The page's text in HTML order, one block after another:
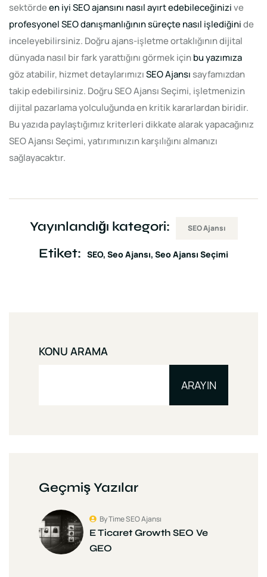
sektördeen iyi SEO ajansını nasıl ayırt edebileceğinizive
profesyonel SEO danışmanlığının süreçte nasıl işlediğinide
inceleyebilirsiniz. Doğru ajans-işletme ortaklığının dijital
dünyada nasıl bir fark yarattığını görmek içinbu yazımıza
göz atabilir, hizmet detaylarımızıSEO Ajansı sayfamızdan
takip edebilirsiniz. Doğru SEO Ajansı Seçimi, işletmenizin
dijital pazarlama yolculuğunda en kritik kararlardan biridir.
Bu yazıda paylaştığımız kriterleri dikkate alarak yapacağınız
SEO Ajansı Seçimi, yatırımınızın karşılığını almanızı
sağlayacaktır.
Yayınlandığı kategori: SEO Ajansı
Etiket: SEO Seo Ajansı Seo Ajansı Seçimi
KONU ARAMA
ARAYIN
Geçmiş Yazılar
E Ticaret Growth SEO Ve
GEO
By Time SEO Ajansı